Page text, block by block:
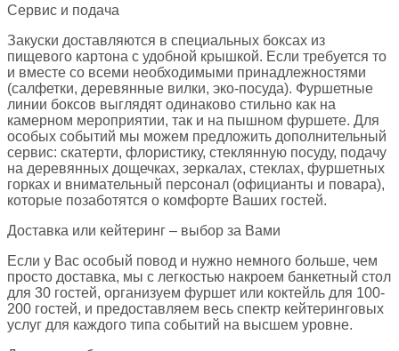
Сервис и подача
Закуски доставляются в специальных боксах из
пищевого картона с удобной крышкой. Если требуется то
и вместе со всеми необходимыми принадлежностями
(салфетки, деревянные вилки, эко-посуда). Фуршетные
линии боксов выглядят одинаково стильно как на
камерном мероприятии, так и на пышном фуршете. Для
особых событий мы можем предложить дополнительный
сервис: скатерти, флористику, стеклянную посуду, подачу
на деревянных дощечках, зеркалах, стеклах, фуршетных
горках и внимательный персонал (официанты и повара),
которые позаботятся о комфорте Ваших гостей.
Доставка или кейтеринг – выбор за Вами
Если у Вас особый повод и нужно немного больше, чем
просто доставка, мы с легкостью накроем банкетный стол
для 30 гостей, организуем фуршет или коктейль для 100-
200 гостей, и предоставляем весь спектр кейтеринговых
услуг для каждого типа событий на высшем уровне.